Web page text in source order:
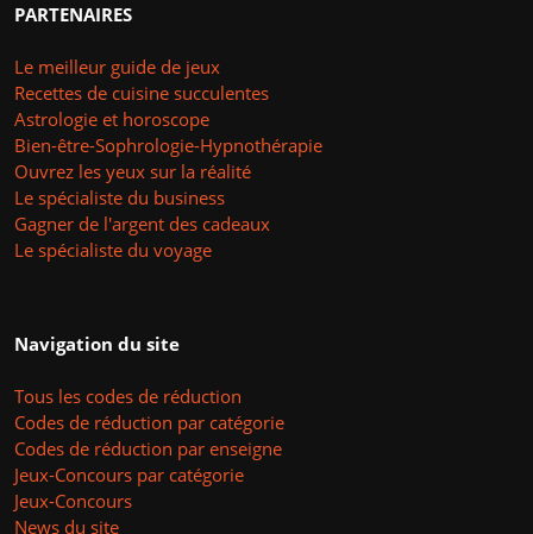
PARTENAIRES
Le meilleur guide de jeux
Recettes de cuisine succulentes
Astrologie et horoscope
Bien-être-Sophrologie-Hypnothérapie
Ouvrez les yeux sur la réalité
Le spécialiste du business
Gagner de l'argent des cadeaux
Le spécialiste du voyage
Navigation du site
Tous les codes de réduction
Codes de réduction par catégorie
Codes de réduction par enseigne
Jeux-Concours par catégorie
Jeux-Concours
News du site